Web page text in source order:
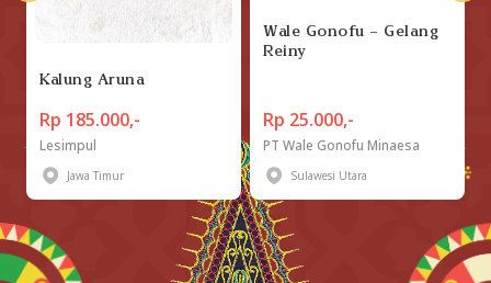
Kalung Aruna
Rp 185.000,-
Lesimpul
Jawa Timur
Wale Gonofu - Gelang
Reiny
Rp 25.000,-
PT Wale Gonofu Minaesa
Sulawesi Utara